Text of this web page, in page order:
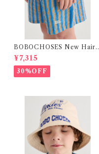
BOBOCHOSES New Hairli
ne denim bermuda shorts /
2-4Y
¥7,315
30%OFF